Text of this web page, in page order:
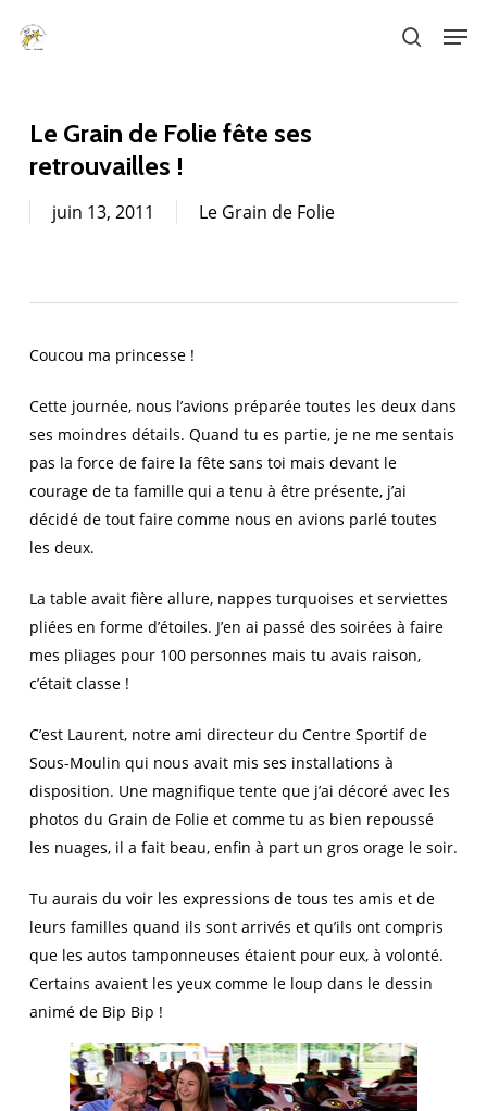
search
Le Grain de Folie fête ses
retrouvailles !
juin 13, 2011 Le Grain de Folie
Coucou ma princesse !
Cette journée, nous l’avions préparée toutes les deux dans
ses moindres détails. Quand tu es partie, je ne me sentais
pas la force de faire la fête sans toi mais devant le
courage de ta famille qui a tenu à être présente, j’ai
décidé de tout faire comme nous en avions parlé toutes
les deux.
La table avait fière allure, nappes turquoises et serviettes
pliées en forme d’étoiles. J’en ai passé des soirées à faire
mes pliages pour 100 personnes mais tu avais raison,
c’était classe !
C’est Laurent, notre ami directeur du Centre Sportif de
Sous-Moulin qui nous avait mis ses installations à
disposition. Une magnifique tente que j’ai décoré avec les
photos du Grain de Folie et comme tu as bien repoussé
les nuages, il a fait beau, enfin à part un gros orage le soir.
Tu aurais du voir les expressions de tous tes amis et de
leurs familles quand ils sont arrivés et qu’ils ont compris
que les autos tamponneuses étaient pour eux, à volonté.
Certains avaient les yeux comme le loup dans le dessin
animé de Bip Bip !